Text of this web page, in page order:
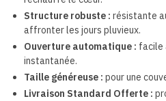
Structure robuste : résistante
affronter les jours pluvieux.
Ouverture automatique : facile
instantanée.
Taille généreuse : pour une
Livraison Standard Offerte :